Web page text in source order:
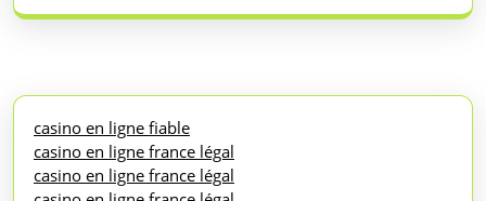
casino en ligne fiable
casino en ligne france légal
casino en ligne france légal